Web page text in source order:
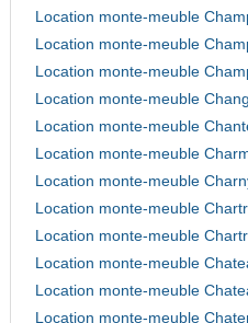
Location monte-meuble
Location monte-meuble
Location monte-meuble
Location monte-meuble
Location monte-meuble
Location monte-meuble
Location monte-meuble
Location monte-meuble
Location monte-meuble
Location monte-meuble
Location monte-meuble
Location monte-meuble